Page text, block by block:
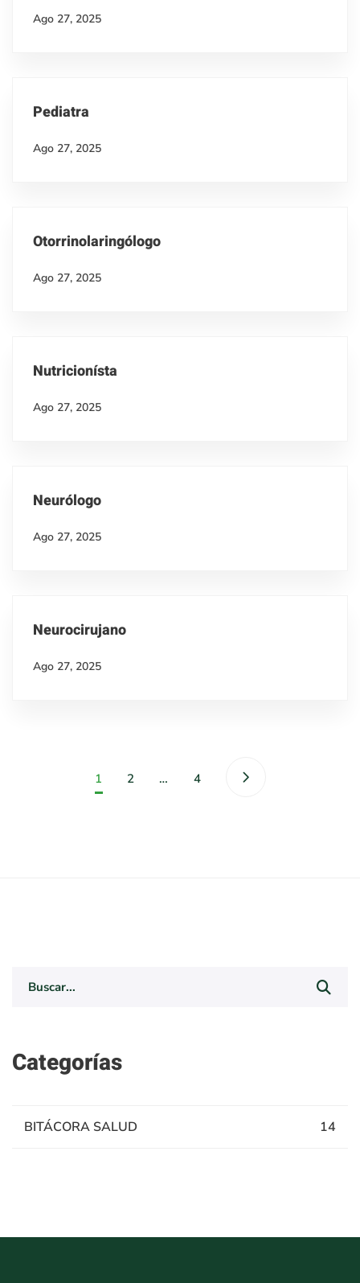
Ago 27, 2025
Pediatra
Ago 27, 2025
Otorrinolaringólogo
Ago 27, 2025
Nutricionísta
Ago 27, 2025
Neurólogo
Ago 27, 2025
Neurocirujano
Ago 27, 2025
1 2 … 4
Categorías
BITÁCORA SALUD 14